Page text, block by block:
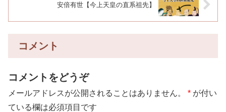
安倍有世【今上天皇の直系祖先】
コメント
コメントをどうぞ
メールアドレスが公開されることはありません。 * が付い
ている欄は必須項目です